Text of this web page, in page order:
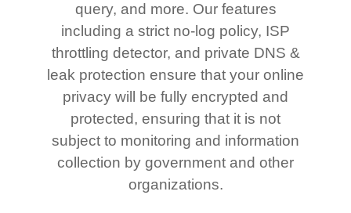
query, and more. Our features
including a strict no-log policy, ISP
throttling detector, and private DNS &
leak protection ensure that your online
privacy will be fully encrypted and
protected, ensuring that it is not
subject to monitoring and information
collection by government and other
organizations.